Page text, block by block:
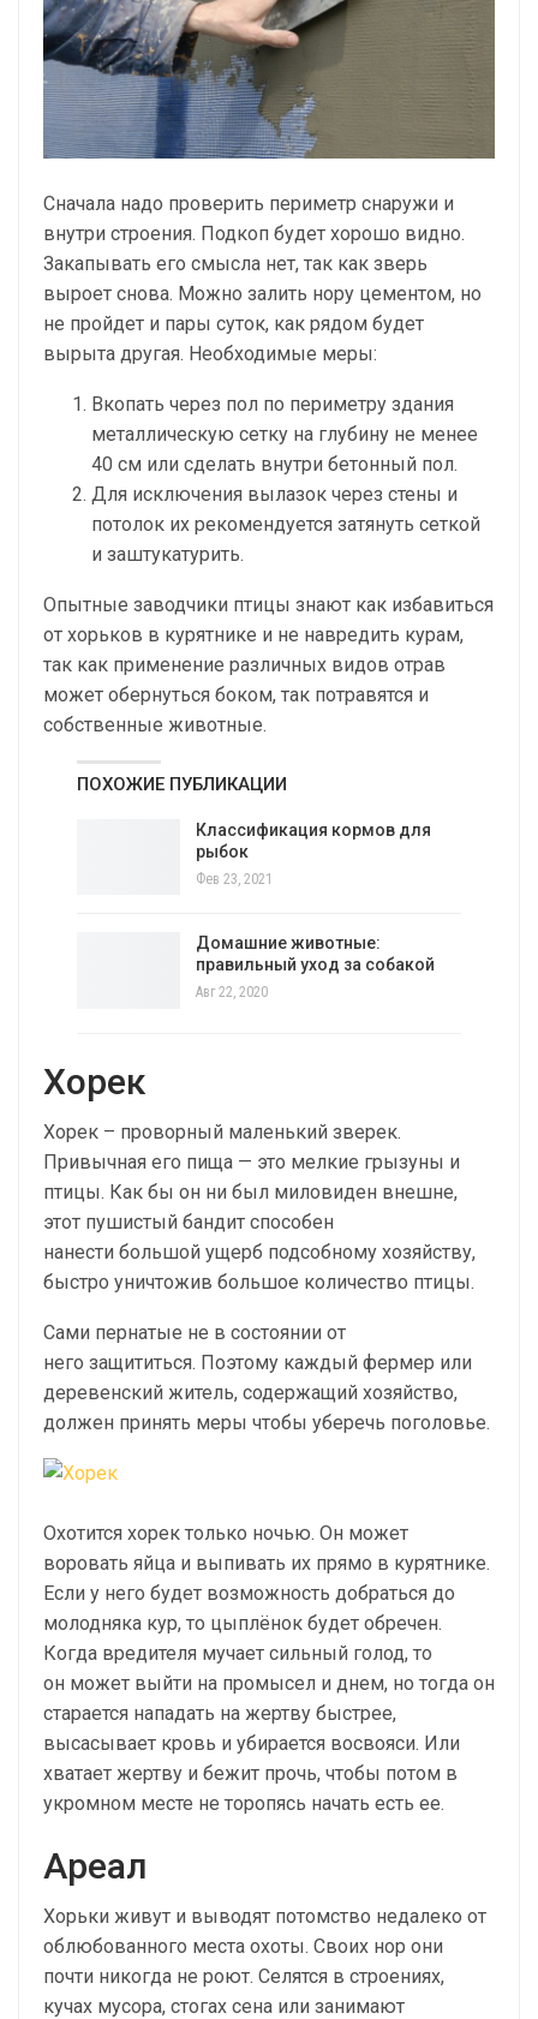
Сначала надо проверить периметр снаружи и
внутри строения. Подкоп будет хорошо видно.
Закапывать его смысла нет, так как зверь
выроет снова. Можно залить нору цементом, но
не пройдет и пары суток, как рядом будет
вырыта другая. Необходимые меры:
Вкопать через пол по периметру здания
металлическую сетку на глубину не менее
40 см или сделать внутри бетонный пол.
Для исключения вылазок через стены и
потолок их рекомендуется затянуть сеткой
и заштукатурить.
Опытные заводчики птицы знают как избавиться
от хорьков в курятнике и не навредить курам,
так как применение различных видов отрав
может обернуться боком, так потравятся и
собственные животные.
ПОХОЖИЕ ПУБЛИКАЦИИ
Классификация кормов для
рыбок
Фев 23, 2021
Домашние животные:
правильный уход за собакой
Авг 22, 2020
Хорек
Хорек – проворный маленький зверек.
Привычная его пища — это мелкие грызуны и
птицы. Как бы он ни был миловиден внешне,
этот пушистый бандит способен
нанести большой ущерб подсобному хозяйству,
быстро уничтожив большое количество птицы.
Сами пернатые не в состоянии от
него защититься. Поэтому каждый фермер или
деревенский житель, содержащий хозяйство,
должен принять меры чтобы уберечь поголовье.
Охотится хорек только ночью. Он может
воровать яйца и выпивать их прямо в курятнике.
Если у него будет возможность добраться до
молодняка кур, то цыплёнок будет обречен.
Когда вредителя мучает сильный голод, то
он может выйти на промысел и днем, но тогда он
старается нападать на жертву быстрее,
высасывает кровь и убирается восвояси. Или
хватает жертву и бежит прочь, чтобы потом в
укромном месте не торопясь начать есть ее.
Ареал
Хорьки живут и выводят потомство недалеко от
облюбованного места охоты. Своих нор они
почти никогда не роют. Селятся в строениях,
кучах мусора, стогах сена или занимают